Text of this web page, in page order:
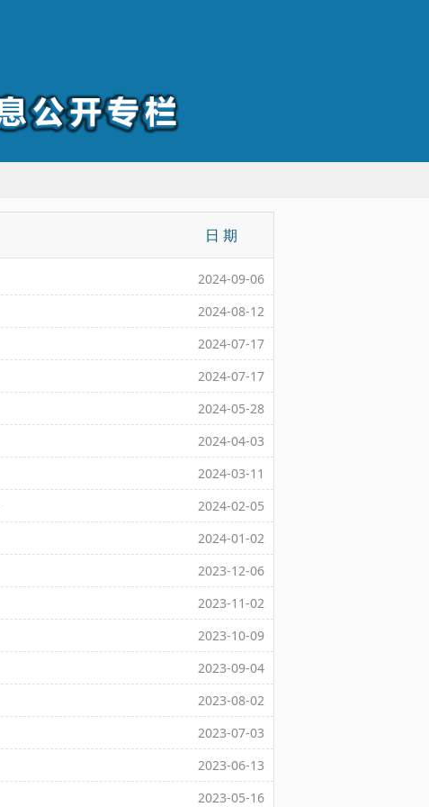
日 期
2024-09-06
2024-08-12
2024-07-17
2024-07-17
2024-05-28
2024-04-03
2024-03-11
2024-02-05
2024-01-02
2023-12-06
2023-11-02
2023-10-09
2023-09-04
2023-08-02
2023-07-03
2023-06-13
2023-05-16